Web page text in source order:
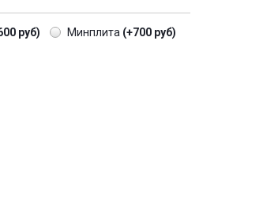
руб) Минплита (+700 руб)